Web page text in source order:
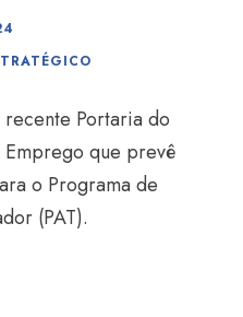
Portaria do
que prevê
o Programa de
(PAT).